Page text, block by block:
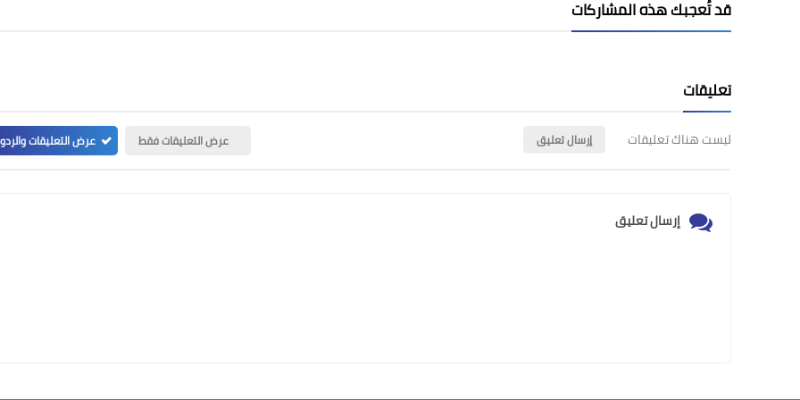
قد تُعجبك هذه المشاركات
تعليقات
ليست هناك تعليقات إرسال تعليق عرض التعليقات فقط عرض التعليقات
إرسال تعليق